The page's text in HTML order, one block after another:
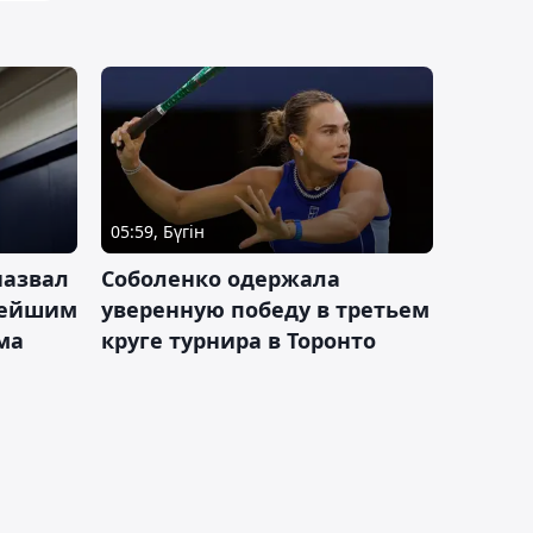
05:59, Бүгін
Соболенко одержала
уверенную победу в третьем
круге турнира в Торонто